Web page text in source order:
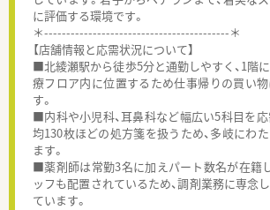
に評価する環境です。
＊------------------------------------------＊
【店舗情報と応需状況について】
■北綾瀬駅から徒歩5分と通勤しやすく、1階
療フロア内に位置するため仕事帰りの買い
す。
■内科や小児科、耳鼻科など幅広い5科目を応
均130枚ほどの処方箋を扱うため、多岐にわ
ます。
■薬剤師は常勤3名に加えパート数名が在籍
ッフも配置されているため、調剤業務に専念
ています。